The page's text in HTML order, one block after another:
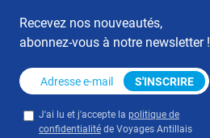
Recevez nos nouveautés,
abonnez-vous à notre newsletter !
Adresse e-mail *
Privacy *
J'ai lu et j'accepte la politique de
confidentialitéde Voyages Antillais
S'INSCRIRE